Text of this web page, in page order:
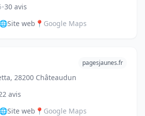
•30 avis
🌐Site web 📍 Google Maps
28200 Châteaudun
pagesjaunes.fr
avis
🌐Site web 📍 Google Maps